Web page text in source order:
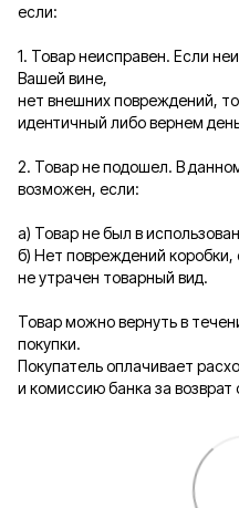
если:
1. Товар неисправен. Если
Вашей вине,
нет внешних повреждений,
идентичный либо вернем
2. Товар не подошел. В
возможен, если:
а) Товар не был в
б) Нет повреждений
не утрачен товарный вид.
Товар можно вернуть в
покупки.
Покупатель оплачивает
и комиссию банка за